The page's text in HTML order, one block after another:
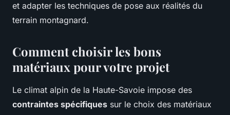
et adapter les techniques de pose aux réalités du
terrain montagnard.
Comment choisir les bons
matériaux pour votre projet
Le climat alpin de la Haute-Savoie impose des
contraintes spécifiques sur le choix des matériaux